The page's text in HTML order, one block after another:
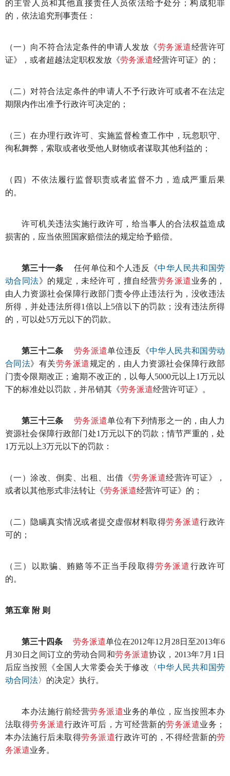
的主管人员和其他直接责任人员依法给予处分；构成犯罪
的，依法追究刑事责任：
（一）向不符合法定条件的申请人发放《劳务派遣经营许可
证》，或者超越法定职权发放《劳务派遣经营许可证》的；
（二）对符合法定条件的申请人不予行政许可或者不在法定
期限内作出准予行政许可决定的；
（三）在办理行政许可、实施监督检查工作中，玩忽职守、
徇私舞弊，索取或者收受他人财物或者谋取其他利益的；
（四）不依法履行监督职责或者监督不力，造成严重后果
的。
许可机关违法实施行政许可，给当事人的合法权益造成
损害的，应当依照国家赔偿法的规定给予赔偿。
第三十一条 任何单位和个人违反《中华人民共和国劳
动合同法》的规定，未经许可，擅自经营劳务派遣业务的，
由人力资源社会保障行政部门责令停止违法行为，没收违法
所得，并处违法所得1倍以上5倍以下的罚款；没有违法所得
的，可以处5万元以下的罚款。
第三十二条 劳务派遣单位违反《中华人民共和国劳动
合同法》有关劳务派遣规定的，由人力资源社会保障行政部
门责令限期改正；逾期不改正的，以每人5000元以上1万元以
下的标准处以罚款，并吊销其《劳务派遣经营许可证》。
第三十三条 劳务派遣单位有下列情形之一的，由人力
资源社会保障行政部门处1万元以下的罚款；情节严重的，处
1万元以上3万元以下的罚款：
（一）涂改、倒卖、出租、出借《劳务派遣经营许可证》，
或者以其他形式非法转让《劳务派遣经营许可证》的；
（二）隐瞒真实情况或者提交虚假材料取得劳务派遣行政许
可的；
（三）以欺骗、贿赂等不正当手段取得劳务派遣行政许可
的。
第五章 附 则
第三十四条 劳务派遣单位在2012年12月28日至2013年6
月30日之间订立的劳动合同和劳务派遣协议，2013年7月1日
后应当按照《全国人大常委会关于修改〈中华人民共和国劳
动合同法〉的决定》执行。
本办法施行前经营劳务派遣业务的单位，应当按照本办
法取得劳务派遣行政许可后，方可经营新的劳务派遣业务；
本办法施行后未取得劳务派遣行政许可的，不得经营新的劳
务派遣业务。